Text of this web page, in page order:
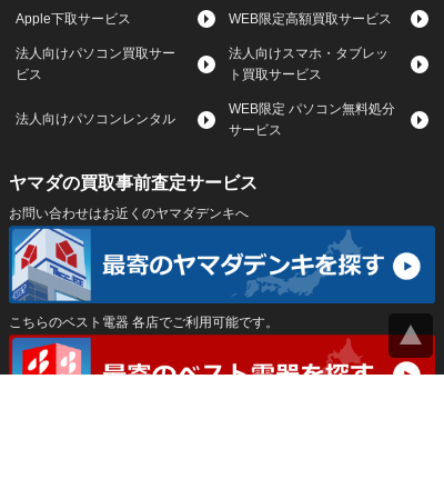
Apple下取サービス WEB限定高額買取サービス
法人向けパソコン買取サー
ビス
法人向けスマホ・タブレッ
ト買取サービス
法人向けパソコンレンタル
WEB限定 パソコン無料処分
サービス
ヤマダの買取事前査定サービス
お問い合わせはお近くのヤマダデンキへ
こちらのベスト電器 各店でご利用可能です。